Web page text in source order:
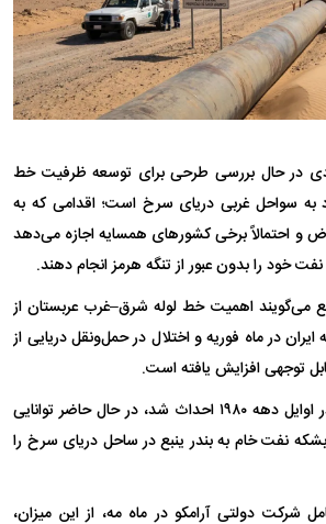
در حال بررسی طرحی برای توسعه ظرفیت خط
به سواحل غربی دریای سرخ است؛ اقدامی که به
و احتمالاً برخی کشور‌های همسایه اجازه می‌دهد
خود را بدون عبور از تنگه هرمز انجام دهند.
می‌گویند اهمیت خط لوله شرق–غرب عربستان از
ایران در ماه فوریه و اختلال در حمل‌ونقل دریایی از
توجهی افزایش یافته است.
خط لوله شرق–غرب که در اوایل دهه ۱۹۸۰ احداث شد، در حال حاضر توانایی
تا ۷ میلیون بشکه نفت خام به بندر ینبع در ساحل دریای سرخ را
شرکت دولتی آرامکو در ماه مه، از این میزان،